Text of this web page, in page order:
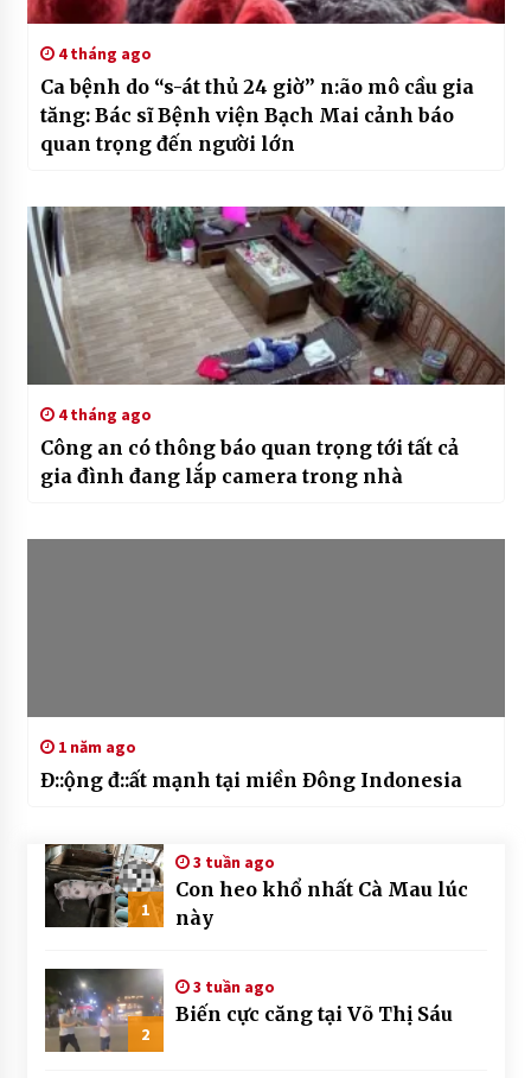
4 tháng ago
Ca bệnh do “s-át thủ 24 giờ” n:ão mô cầu gia
tăng: Bác sĩ Bệnh viện Bạch Mai cảnh báo
quan trọng đến người lớn
4 tháng ago
Công an có thông báo quan trọng tới tất cả
gia đình đang lắp camera trong nhà
1 năm ago
Đ::ộng đ::ất mạnh tại miền Đông Indonesia
1
3 tuần ago
Con heo khổ nhất Cà Mau lúc
này
2
3 tuần ago
Biến cực căng tại Võ Thị Sáu